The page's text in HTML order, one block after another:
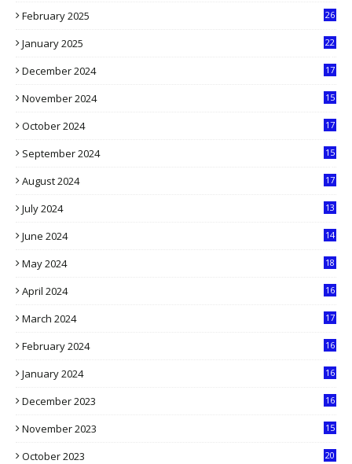
February 2025
26
January 2025
22
December 2024
17
November 2024
15
October 2024
17
September 2024
15
August 2024
17
July 2024
13
June 2024
14
May 2024
18
April 2024
16
March 2024
17
February 2024
16
January 2024
16
December 2023
16
November 2023
15
October 2023
20